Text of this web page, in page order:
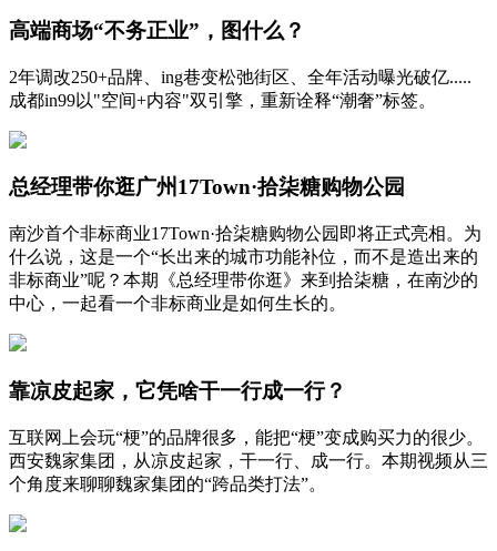
高端商场“不务正业”，图什么？
2年调改250+品牌、ing巷变松弛街区、全年活动曝光破亿.....
成都in99以"空间+内容"双引擎，重新诠释“潮奢”标签。
总经理带你逛广州17Town·拾柒糖购物公园
南沙首个非标商业17Town·拾柒糖购物公园即将正式亮相。为
什么说，这是一个“长出来的城市功能补位，而不是造出来的
非标商业”呢？本期《总经理带你逛》来到拾柒糖，在南沙的
中心，一起看一个非标商业是如何生长的。
靠凉皮起家，它凭啥干一行成一行？
互联网上会玩“梗”的品牌很多，能把“梗”变成购买力的很少。
西安魏家集团，从凉皮起家，干一行、成一行。本期视频从三
个角度来聊聊魏家集团的“跨品类打法”。